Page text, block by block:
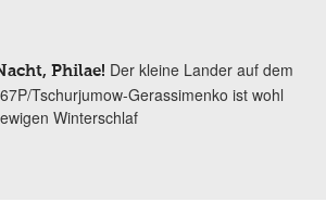
Philae! Der kleine Lander auf dem
Tschurjumow-Gerassimenko ist wohl
Winterschlaf